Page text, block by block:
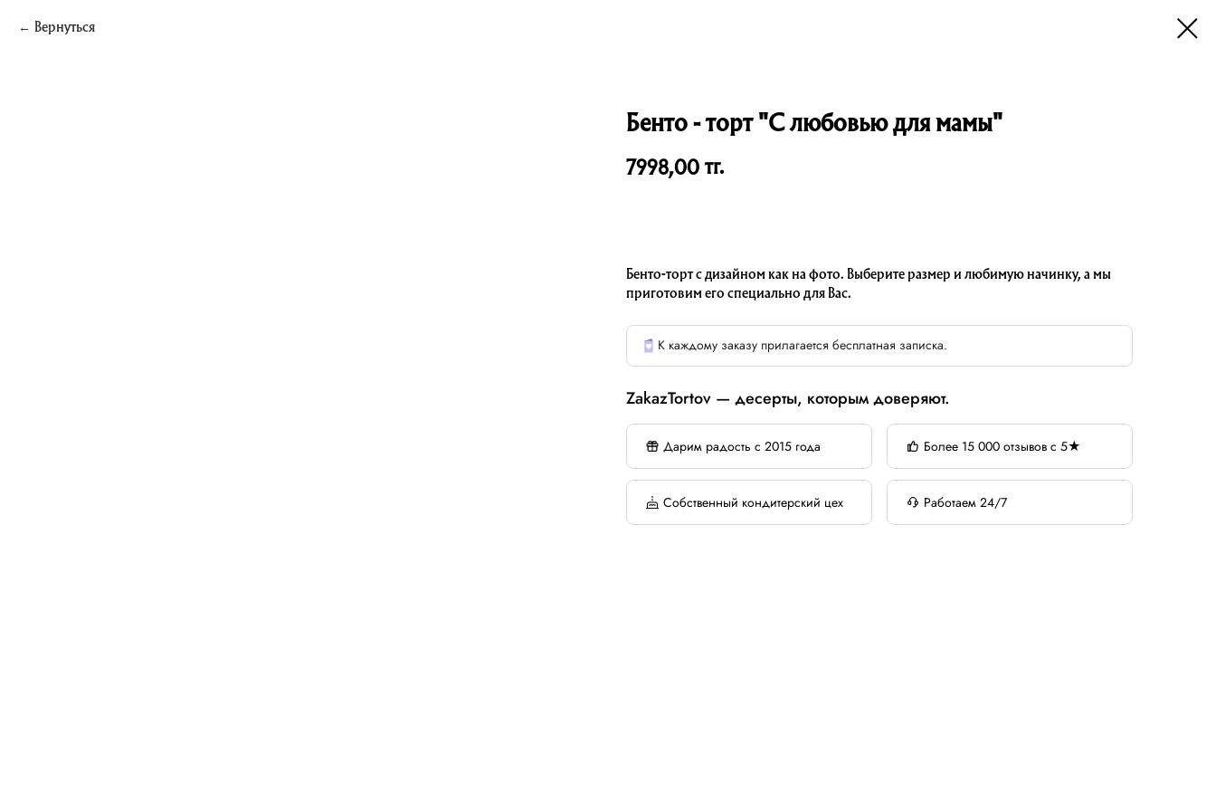
Вернуться
Бенто - торт "С любовью для мамы"
7998,00 тг.
Бенто-торт с дизайном как на фото. Выберите размер и любимую начинку, а мы
приготовим его специально для Вас.
К каждому заказу прилагается бесплатная записка.
ZakazTortov — десерты, которым доверяют.
Дарим радость с 2015 года Более 15 000 отзывов с 5★
Собственный кондитерский цех Работаем 24/7